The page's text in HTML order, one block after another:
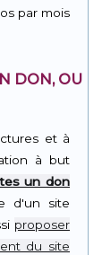
par mois
DON, OU
et à
à but
un don
d'un site
proposer
du site